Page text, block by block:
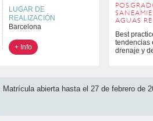
LUGAR DE
REALIZACIÓN
Barcelona
+ Info
AGUAS
Best
tendencias
drenaje y
Matrícula abierta hasta el 27 de febrero de